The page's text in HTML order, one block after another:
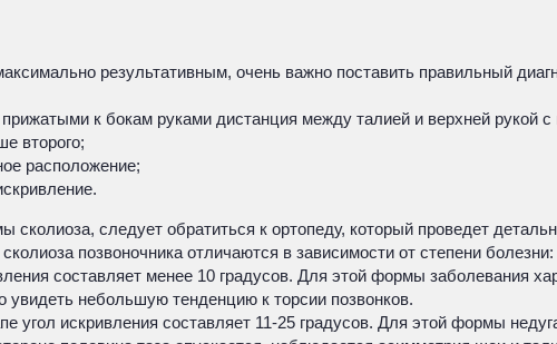
результативным, очень важно поставить правильный
к бокам руками дистанция между талией и верхней рукой с
второго;
расположение;
сколиоза, следует обратиться к ортопеду, который проведет
позвоночника отличаются в зависимости от степени болезни:
составляет менее 10 градусов. Для этой формы заболевания
небольшую тенденцию к торсии позвонков.
угол искривления составляет 11-25 градусов. Для этой формы